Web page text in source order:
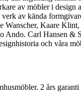
av möbler i design
av kända
Wanscher, Kaare
Carl Hansen &
och våra
2 års